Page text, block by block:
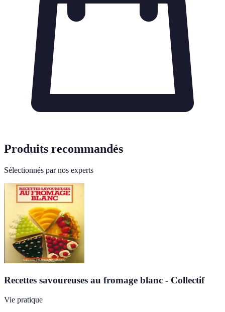
Produits recommandés
Sélectionnés par nos experts
Recettes savoureuses au fromage blanc - Collectif
Vie pratique